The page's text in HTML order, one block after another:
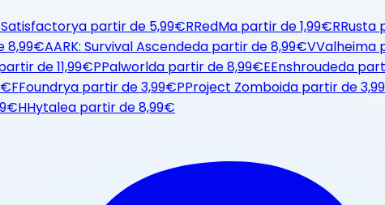
Satisfactorya partir de 5,99€RRedMa partir de1,99€RRusta
8,99€AARK: Survival Ascendeda partir de8,99€VValheima
de11,99€PPalworlda partir de8,99€EEnshroudeda
FFoundrya partir de3,99€PProject Zomboida partir de
HHytalea partir de8,99€